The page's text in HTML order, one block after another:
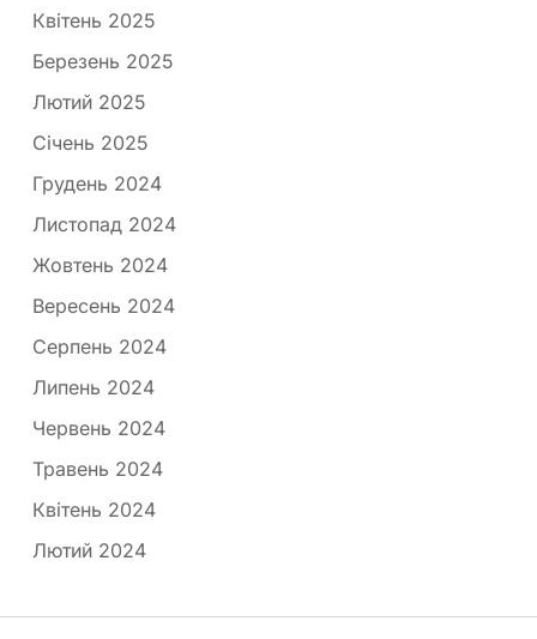
Квітень 2025
Березень 2025
Лютий 2025
Січень 2025
Грудень 2024
Листопад 2024
Жовтень 2024
Вересень 2024
Серпень 2024
Липень 2024
Червень 2024
Травень 2024
Квітень 2024
Лютий 2024